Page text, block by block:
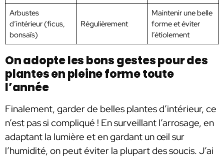
Arbustes
d’intérieur (ficus,
bonsaïs)
Régulièrement
Maintenir une belle
forme et éviter
l’étiolement
On adopte les bons gestes pour des
plantes en pleine forme toute
l’année
Finalement, garder de belles plantes d’intérieur, ce
n’est pas si compliqué ! En surveillant l’arrosage, en
adaptant la lumière et en gardant un œil sur
l’humidité, on peut éviter la plupart des soucis. J’ai